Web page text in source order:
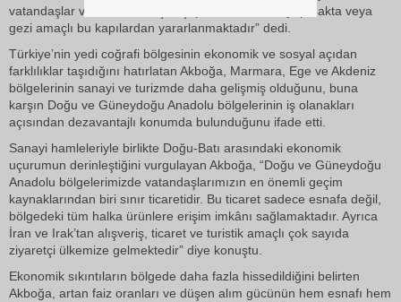
vatandaşlar ve esnaflar küçük çapta sınır ticareti yapmakta veya
gezi amaçlı bu kapılardan yararlanmaktadır” dedi.
Türkiye’nin yedi coğrafi bölgesinin ekonomik ve sosyal açıdan
farklılıklar taşıdığını hatırlatan Akboğa, Marmara, Ege ve Akdeniz
bölgelerinin sanayi ve turizmde daha gelişmiş olduğunu, buna
karşın Doğu ve Güneydoğu Anadolu bölgelerinin iş olanakları
açısından dezavantajlı konumda bulunduğunu ifade etti.
Sanayi hamleleriyle birlikte Doğu-Batı arasındaki ekonomik
uçurumun derinleştiğini vurgulayan Akboğa, “Doğu ve Güneydoğu
Anadolu bölgelerimizde vatandaşlarımızın en önemli geçim
kaynaklarından biri sınır ticaretidir. Bu ticaret sadece esnafa değil,
bölgedeki tüm halka ürünlere erişim imkânı sağlamaktadır. Ayrıca
İran ve Irak’tan alışveriş, ticaret ve turistik amaçlı çok sayıda
ziyaretçi ülkemize gelmektedir” diye konuştu.
Ekonomik sıkıntıların bölgede daha fazla hissedildiğini belirten
Akboğa, artan faiz oranları ve düşen alım gücünün hem esnafı hem